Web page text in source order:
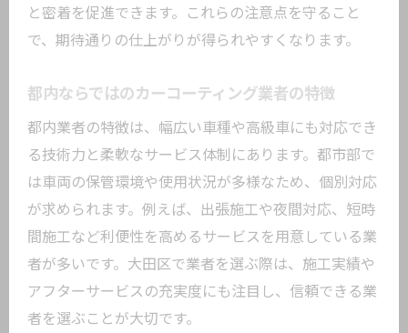
と密着を促進できます。これらの注意点を守ること
で、期待通りの仕上がりが得られやすくなります。
都内ならではのカーコーティング業者の特徴
都内業者の特徴は、幅広い車種や高級車にも対応でき
る技術力と柔軟なサービス体制にあります。都市部で
は車両の保管環境や使用状況が多様なため、個別対応
が求められます。例えば、出張施工や夜間対応、短時
間施工など利便性を高めるサービスを用意している業
者が多いです。大田区で業者を選ぶ際は、施工実績や
アフターサービスの充実度にも注目し、信頼できる業
者を選ぶことが大切です。